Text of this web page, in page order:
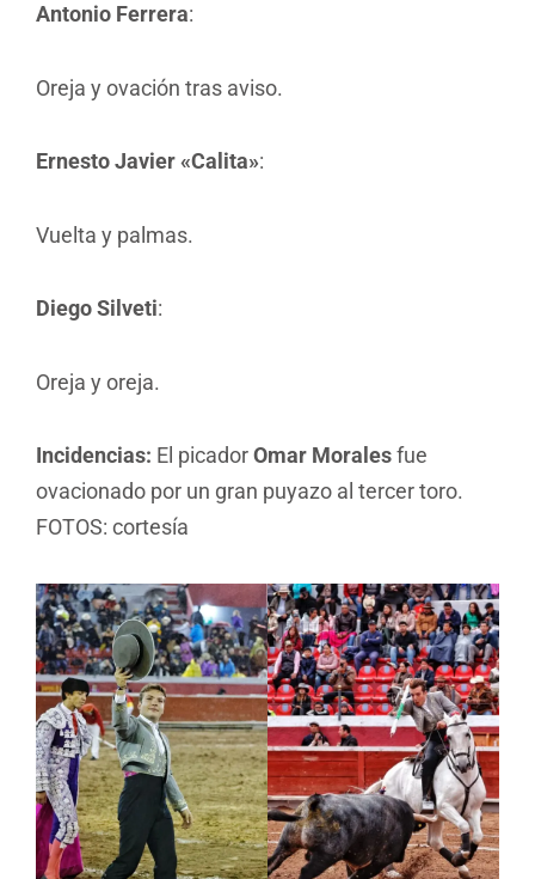
Antonio Ferrera:
Oreja y ovación tras aviso.
Ernesto Javier «Calita»:
Vuelta y palmas.
Diego Silveti:
Oreja y oreja.
Incidencias: El picadorOmar Moralesfue
ovacionado por un gran puyazo al tercer toro.
FOTOS: cortesía